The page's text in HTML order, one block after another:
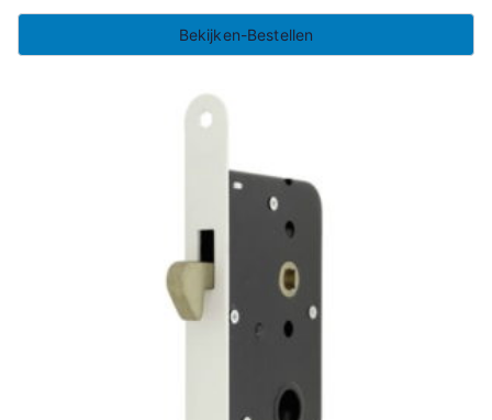
Bekijken-Bestellen